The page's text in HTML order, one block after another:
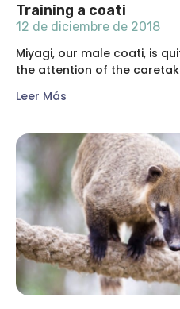
Training a coati
12 de diciembre de 2018
Miyagi, our male coati, is
the attention of the
Leer Más